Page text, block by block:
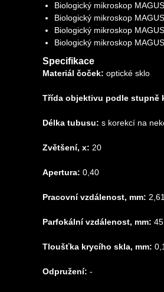
Biologický mikroskop
Biologický mikroskop
Biologický mikroskop
Biologický mikroskop
Specifikace
Materiál čoček: optické sklo
Třída objektivu podle stupně
Délka tubusu: s korekcí na
Zvětšení, x: 20
Apertura: 0,40
Pracovní vzdálenost, mm:
Parfokální vzdálenost, mm: 45
Tloušťka krycího skla, mm:
Odpružení: -